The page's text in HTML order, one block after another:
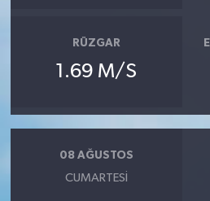
RÜZGAR
1.69 M/S
08 AĞUSTOS
CUMARTESI